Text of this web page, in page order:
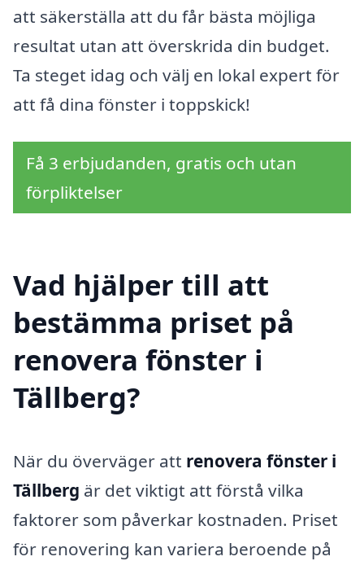
att säkerställa att du får bästa möjliga
resultat utan att överskrida din budget.
Ta steget idag och välj en lokal expert för
att få dina fönster i toppskick!
Få 3 erbjudanden, gratis och utan
förpliktelser
Vad hjälper till att
bestämma priset på
renovera fönster i
Tällberg?
När du överväger att renovera fönster i
Tällberg är det viktigt att förstå vilka
faktorer som påverkar kostnaden. Priset
för renovering kan variera beroende på